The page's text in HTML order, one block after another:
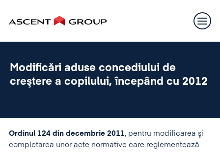
Modificări aduse concediului de
creştere a copilului, începând cu 2012
Ordinul 124 din decembrie 2011, pentru modificarea şi
completarea unor acte normative care reglementează